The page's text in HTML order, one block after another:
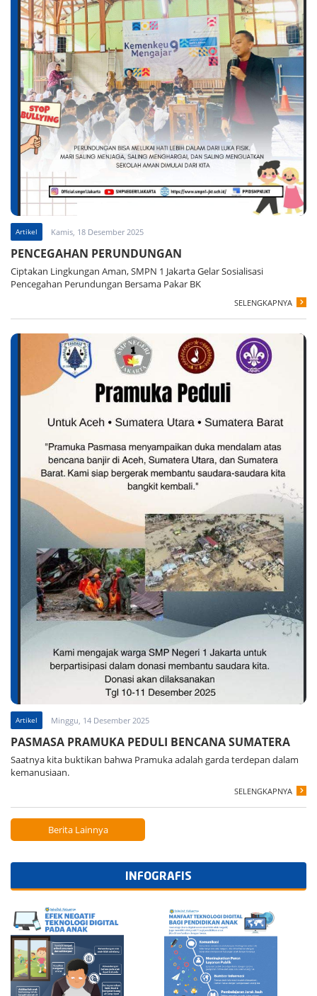
Artikel Kamis, 18 Desember 2025
PENCEGAHAN PERUNDUNGAN
Ciptakan Lingkungan Aman, SMPN 1 Jakarta Gelar Sosialisasi
Pencegahan Perundungan Bersama Pakar BK
SELENGKAPNYA
Artikel Minggu, 14 Desember 2025
PASMASA PRAMUKA PEDULI BENCANA SUMATERA
Saatnya kita buktikan bahwa Pramuka adalah garda terdepan dalam
kemanusiaan.
SELENGKAPNYA
Berita Lainnya
INFOGRAFIS